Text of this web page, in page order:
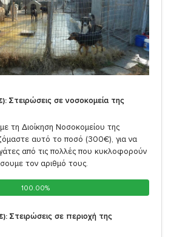
Στειρώσεις σε νοσοκομεία της
τη Διοίκηση Νοσοκομείου της
αυτό το ποσό (300€), για να
από τις πολλές που κυκλοφορούν
τον αριθμό τους.
100.00%
100.00%
Στειρώσεις σε περιοχή της